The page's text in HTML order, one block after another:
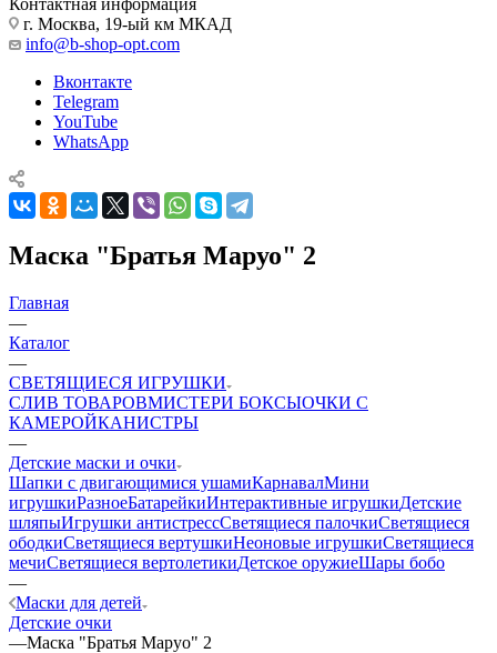
Контактная информация
г. Москва, 19-ый км МКАД
info@b-shop-opt.com
Вконтакте
Telegram
YouTube
WhatsApp
Маска "Братья Маруо" 2
Главная
—
Каталог
—
СВЕТЯЩИЕСЯ ИГРУШКИ
CЛИВ ТОВАРОВМИСТЕРИ БОКСЫОЧКИ С
КАМЕРОЙКАНИСТРЫ
—
Детские маски и очки
Шапки с двигающимися ушамиКарнавалМини
игрушкиРазноеБатарейкиИнтерактивные игрушкиДетские
шляпыИгрушки антистрессСветящиеся палочкиСветящиеся
ободкиСветящиеся вертушкиНеоновые игрушкиСветящиеся
мечиСветящиеся вертолетикиДетское оружиеШары бобо
—
Маски для детей
Детские очки
—Маска "Братья Маруо" 2